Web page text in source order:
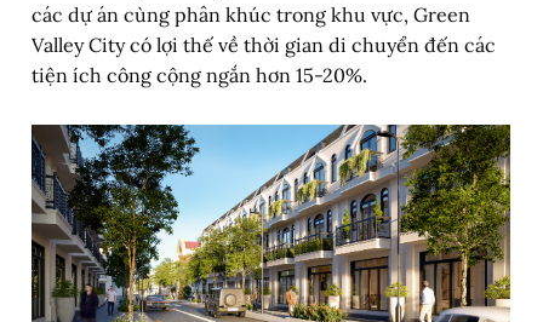
các dự án cùng phân khúc trong khu vực, Green
Valley City có lợi thế về thời gian di chuyển đến các
tiện ích công cộng ngắn hơn 15-20%.